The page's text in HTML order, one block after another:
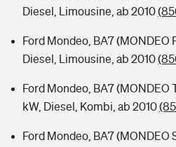
Diesel, Limousine, ab 2010
Ford Mondeo, BA7 (MONDEO
Diesel, Limousine, ab 2010
Ford Mondeo, BA7 (MONDEO
kW, Diesel, Kombi, ab 2010
Ford Mondeo, BA7 (MONDEO